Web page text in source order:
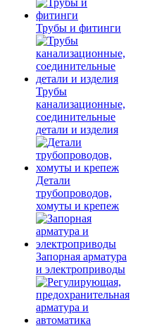
Трубы и фитинги
Трубы
канализационные,
соединительные
детали и изделия
Детали
трубопроводов,
хомуты и крепеж
Запорная арматура
и электроприводы